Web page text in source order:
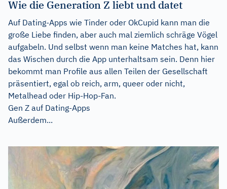
Wie die Generation Z liebt und datet
Auf Dating-Apps wie Tinder oder OkCupid kann man die
große Liebe finden, aber auch mal ziemlich schräge Vögel
aufgabeln. Und selbst wenn man keine Matches hat, kann
das Wischen durch die App unterhaltsam sein. Denn hier
bekommt man Profile aus allen Teilen der Gesellschaft
präsentiert, egal ob reich, arm, queer oder nicht,
Metalhead oder Hip-Hop-Fan.
Gen Z auf Dating-Apps
Außerdem...